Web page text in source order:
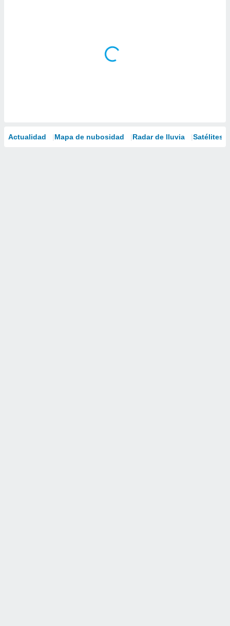
Actualidad Mapa de nubosidad Radar de lluvia Satélites